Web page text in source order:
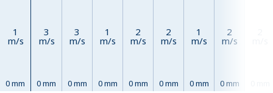
1
m/s
0 mm
3
m/s
0 mm
3
m/s
0 mm
1
m/s
0 mm
2
m/s
0 mm
2
m/s
0 mm
1
m/s
0 mm
2
m/s
0 mm